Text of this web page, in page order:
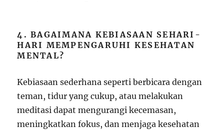
4. BAGAIMANA KEBIASAAN SEHARI-
HARI MEMPENGARUHI KESEHATAN
MENTAL?
Kebiasaan sederhana seperti berbicara dengan
teman, tidur yang cukup, atau melakukan
meditasi dapat mengurangi kecemasan,
meningkatkan fokus, dan menjaga kesehatan